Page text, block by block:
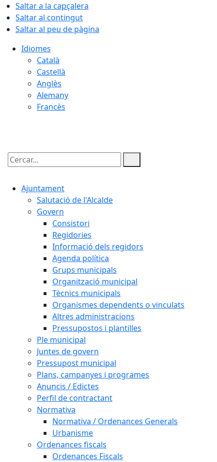
Saltar a la capçalera
Saltar al contingut
Saltar al peu de pàgina
Idiomes
Català
Castellà
Anglès
Alemany
Francès
Cercar:
Ajuntament
Salutació de l'Alcalde
Govern
Consistori
Regidories
Informació dels regidors
Agenda política
Grups municipals
Organització municipal
Tècnics municipals
Organismes dependents o vinculats
Altres administracions
Pressupostos i plantilles
Ple municipal
Juntes de govern
Pressupost municipal
Plans, campanyes i programes
Anuncis / Edictes
Perfil de contractant
Normativa
Normativa / Ordenances Generals
Urbanisme
Ordenances fiscals
Ordenances Fiscals